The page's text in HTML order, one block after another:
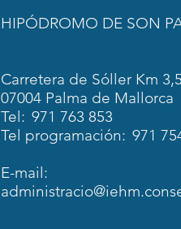
HIPÓDROMO DE SON
Carretera de Sóller Km 3,5
07004 Palma de Mallorca
Tel: 971 763 853
Tel programación: 971
E-mail: